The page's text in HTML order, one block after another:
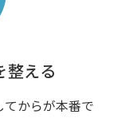
整える
からが本番で